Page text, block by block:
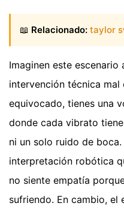
📖 Relacionado: taylor
Imaginen este escenario
intervención técnica mal
equivocado, tienes una
donde cada vibrato
ni un solo ruido de
interpretación robótica
no siente empatía
sufriendo. En cambio,